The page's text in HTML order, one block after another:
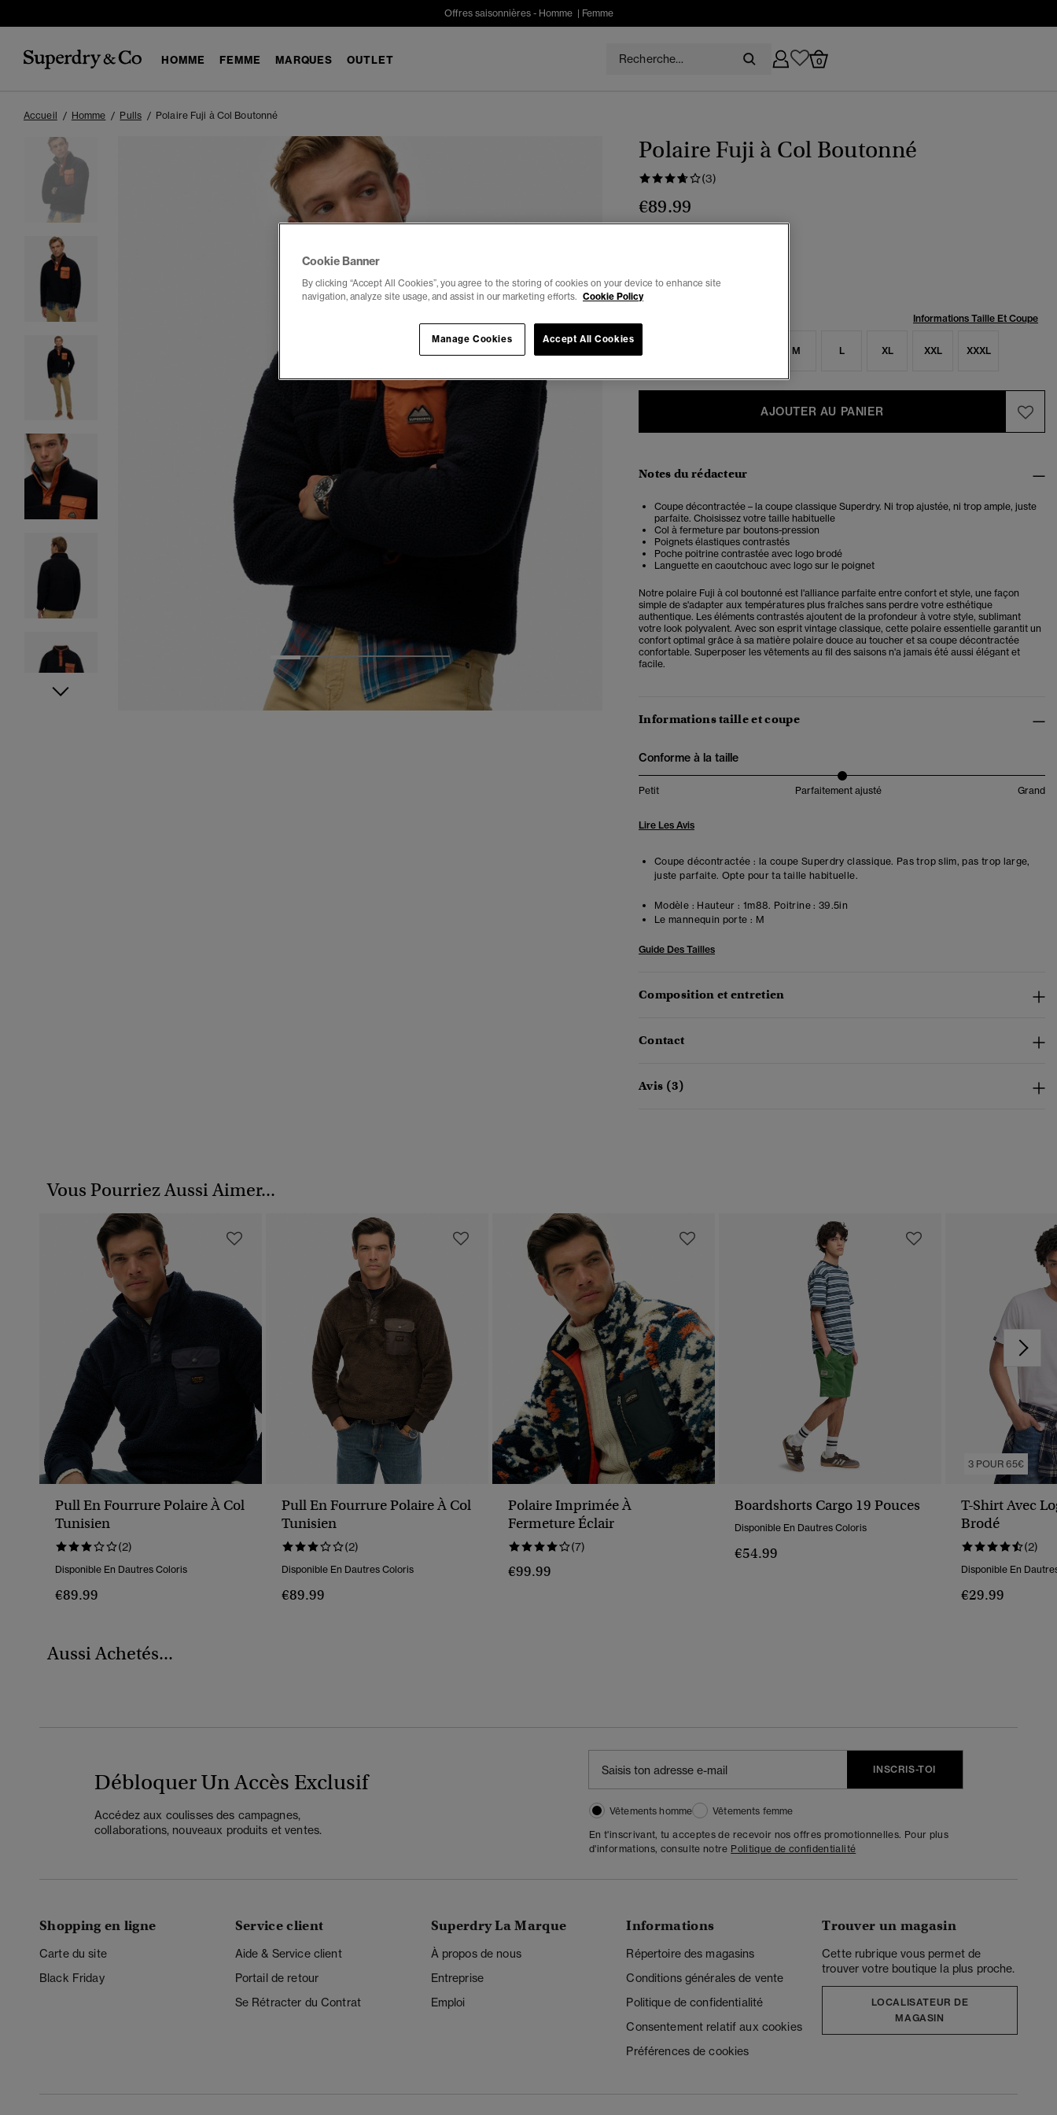
Offres saisonnières - Homme| Femme
HOMME FEMME MARQUES OUTLET 0
Accueil Homme Pulls Polaire Fuji à Col Boutonné
1 2 4 5 6
Polaire Fuji à Col Boutonné
(3)
€89.99
Informations Taille Et Coupe
M L XL XXL XXXL
AJOUTER AU PANIER
Notes du rédacteur
Coupe décontractée – la coupe classique Superdry. Ni trop ajustée, ni trop ample, juste
parfaite. Choisissez votre taille habituelle
Col à fermeture par boutons-pression
Poignets élastiques contrastés
Poche poitrine contrastée avec logo brodé
Languette en caoutchouc avec logo sur le poignet
Notre polaire Fuji à col boutonné est l'alliance parfaite entre confort et style, une façon
simple de s'adapter aux températures plus fraîches sans perdre votre esthétique
authentique. Les éléments contrastés ajoutent de la profondeur à votre style, sublimant
votre look polyvalent. Avec son esprit vintage classique, cette polaire essentielle garantit un
confort optimal grâce à sa matière polaire douce au toucher et sa coupe décontractée
confortable. Superposer les vêtements au fil des saisons n'a jamais été aussi élégant et
facile.
Informations taille et coupe
Conforme à la taille
Petit Parfaitement ajusté Grand
Lire Les Avis
Coupe décontractée : la coupe Superdry classique. Pas trop slim, pas trop large,
juste parfaite. Opte pour ta taille habituelle.
Modèle : Hauteur : 1m88. Poitrine : 39.5in
Le mannequin porte : M
Guide Des Tailles
Composition et entretien
Contact
Avis (3)
Vous Pourriez Aussi Aimer...
Pull En Fourrure Polaire À Col
Tunisien
(2)
Disponible En Dautres Coloris
€89.99
Pull En Fourrure Polaire À Col
Tunisien
(2)
Disponible En Dautres Coloris
€89.99
Polaire Imprimée À
Fermeture Éclair
(7)
€99.99
Boardshorts Cargo 19 Pouces
Disponible En Dautres Coloris
€54.99
3 POUR 65€
T-Shirt Avec
Brodé
(2)
Disponible En
€29.99
Aussi Achetés...
Débloquer Un Accès Exclusif
Accédez aux coulisses des campagnes,
collaborations, nouveaux produits et ventes.
INSCRIS-TOI
Vêtements homme
Vêtements femme
En t'inscrivant, tu acceptes de recevoir nos offres promotionnelles. Pour plus
d'informations, consulte notre Politique de confidentialité
Shopping en ligne
Carte du site
Black Friday
Service client
Aide & Service client
Portail de retour
Se Rétracter du Contrat
Superdry La Marque
À propos de nous
Entreprise
Emploi
Informations
Répertoire des magasins
Conditions générales de vente
Politique de confidentialité
Consentement relatif aux cookies
Préférences de cookies
Trouver un magasin
Cette rubrique vous permet de
trouver votre boutique la plus proche.
LOCALISATEUR DE
MAGASIN
Cookie Banner
By clicking “Accept All Cookies”, you agree to the storing of cookies on your device to enhance site
navigation, analyze site usage, and assist in our marketing efforts. Cookie Policy
Accept All Cookies
Manage Cookies